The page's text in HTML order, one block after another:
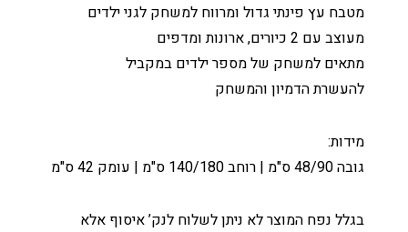
מטבח עץ פינתי גדול ומרווח למשחק לגני ילדים
מעוצב עם 2 כיורים, ארונות ומדפים
מתאים למשחק של מספר ילדים במקביל
להעשרת הדמיון והמשחק
מידות:
גובה 48/90 ס"מ | רוחב 140/180 ס"מ | עומק 42 ס"מ
בגלל נפח המוצר לא ניתן לשלוח לנק’ איסוף אלא